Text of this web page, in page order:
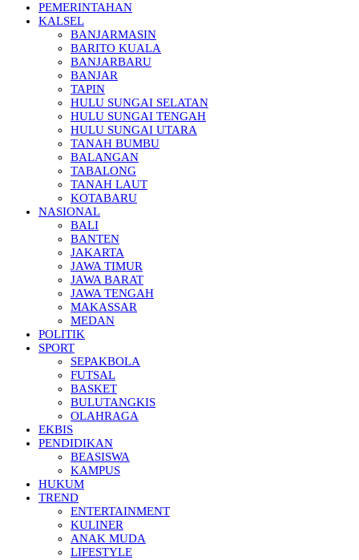
PEMERINTAHAN
KALSEL
BANJARMASIN
BARITO KUALA
BANJARBARU
BANJAR
TAPIN
HULU SUNGAI SELATAN
HULU SUNGAI TENGAH
HULU SUNGAI UTARA
TANAH BUMBU
BALANGAN
TABALONG
TANAH LAUT
KOTABARU
NASIONAL
BALI
BANTEN
JAKARTA
JAWA TIMUR
JAWA BARAT
JAWA TENGAH
MAKASSAR
MEDAN
POLITIK
SPORT
SEPAKBOLA
FUTSAL
BASKET
BULUTANGKIS
OLAHRAGA
EKBIS
PENDIDIKAN
BEASISWA
KAMPUS
HUKUM
TREND
ENTERTAINMENT
KULINER
ANAK MUDA
LIFESTYLE